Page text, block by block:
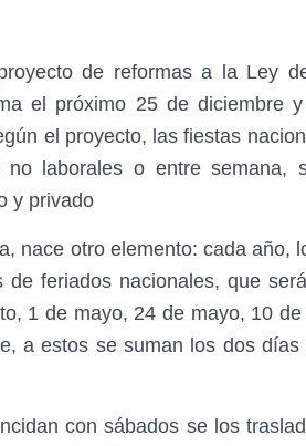
de reformas a la Ley
el próximo 25 de diciembre
el proyecto, las fiestas
laborales o entre semana,
y privado
nace otro elemento: cada año,
feriados nacionales, que
1 de mayo, 24 de mayo, 10
a estos se suman los dos
con sábados se los